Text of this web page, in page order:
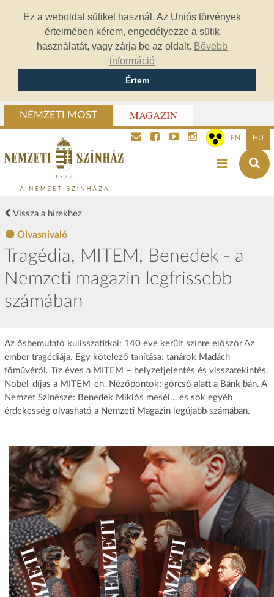
Ez a weboldal sütiket használ. Az Uniós törvények
értelmében kérem, engedélyezze a sütik
használatát, vagy zárja be az oldalt. Bővebb
információ
Értem
NEMZETI MOST MAGAZIN
EN HU
Vissza a hírekhez
Olvasnivaló
Tragédia, MITEM, Benedek - a
Nemzeti magazin legfrissebb
számában
Az ősbemutató kulisszatitkai: 140 éve került színre először Az
ember tragédiája. Egy kötelező tanítása: tanárok Madách
főművéről. Tíz éves a MITEM – helyzetjelentés és visszatekintés.
Nobel-díjas a MITEM-en. Nézőpontok: górcső alatt a Bánk bán. A
Nemzet Színésze: Benedek Miklós mesél… és sok egyéb
érdekesség olvasható a Nemzeti Magazin legújabb számában.